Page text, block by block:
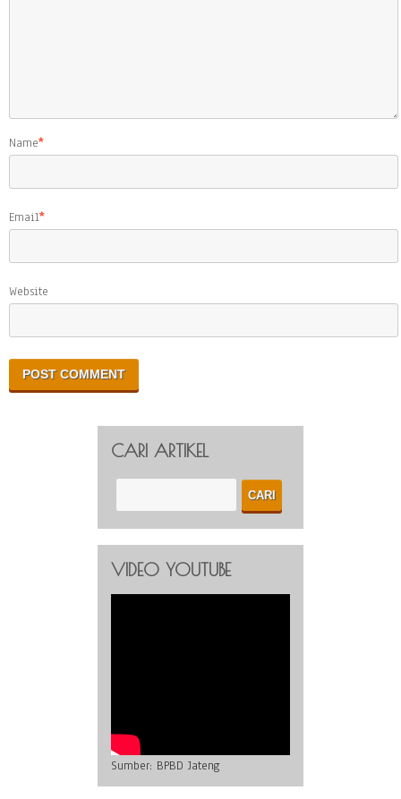
Name*
Email*
Website
CARI ARTIKEL
VIDEO YOUTUBE
Sumber: BPBD Jateng